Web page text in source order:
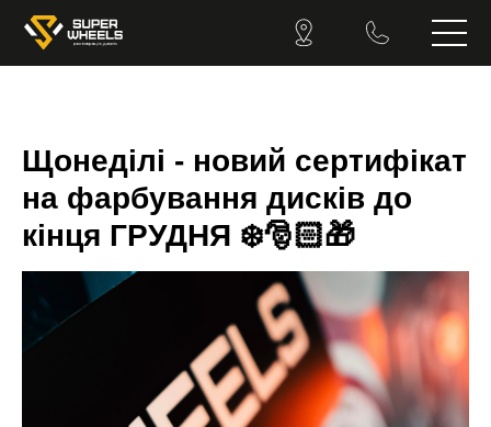
Щонеділі - новий сертифікат
на фарбування дисків до
кінця ГРУДНЯ ❄️🎅🏻🎁